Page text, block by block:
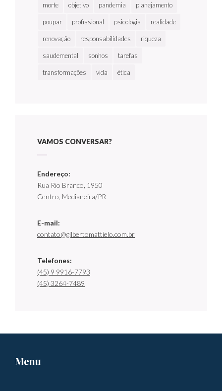
morte objetivo pandemia planejamento
poupar profissional psicologia realidade
renovação responsabilidades riqueza
saudemental sonhos tarefas
transformações vida ética
VAMOS CONVERSAR?
Endereço:
Rua Rio Branco, 1950
Centro, Medianeira/PR
E-mail:
contato@gilbertomattielo.com.br
Telefones:
(45) 9 9916-7793
(45) 3264-7489
Menu